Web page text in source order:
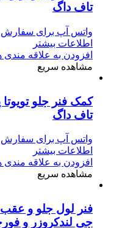
تاف داگ
واتس آپ برای سفارش
اطلاعات بیشتر
افزودن به علاقه مندی
مشاهده سریع
تاف داگ
واتس آپ برای سفارش
اطلاعات بیشتر
افزودن به علاقه مندی
مشاهده سریع
جی لندکروزر و